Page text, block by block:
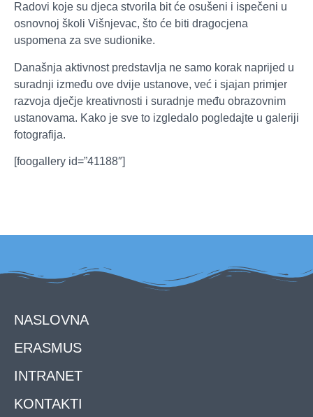
Radovi koje su djeca stvorila bit će osušeni i ispečeni u
osnovnoj školi Višnjevac, što će biti dragocjena
uspomena za sve sudionike.
Današnja aktivnost predstavlja ne samo korak naprijed u
suradnji između ove dvije ustanove, već i sjajan primjer
razvoja dječje kreativnosti i suradnje među obrazovnim
ustanovama. Kako je sve to izgledalo pogledajte u galeriji
fotografija.
[foogallery id=”41188″]
NASLOVNA
ERASMUS
INTRANET
KONTAKTI